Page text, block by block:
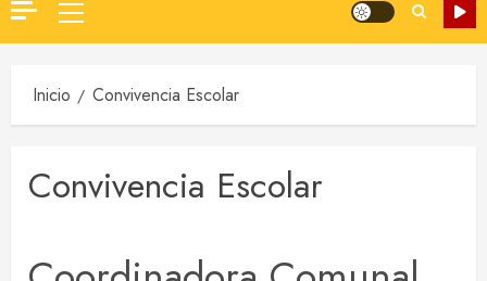
Menú
principal
Inicio Convivencia Escolar
Convivencia Escolar